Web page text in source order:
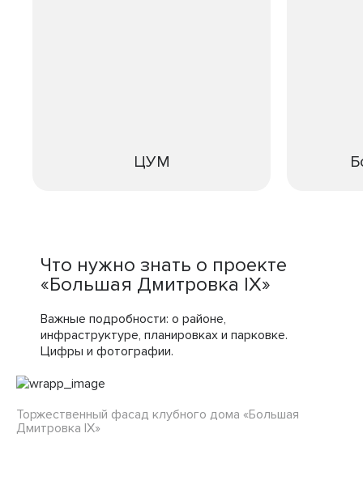
ЦУМ
Что нужно знать о проекте
«Большая Дмитровка IX»
Важные подробности: о районе,
инфраструктуре, планировках и парковке.
Цифры и фотографии.
Торжественный фасад клубного дома «Большая
Дмитровка IX»